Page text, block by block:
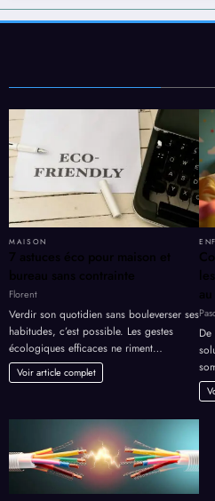
MAISON
7 astuces éco pour maison et
bureau sans contrainte
Florent
Verdir son quotidien sans bouleverser ses
habitudes, c’est possible. Les gestes
écologiques efficaces ne riment…
Voir article complet